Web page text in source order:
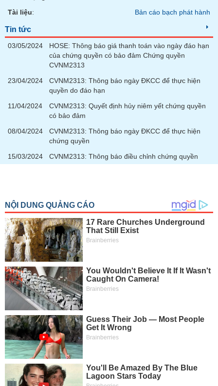
Tài liệu: Bản cáo bạch phát hành
Tin tức
03/05/2024
HOSE: Thông báo giá thanh toán vào ngày đáo hạn
của chứng quyền có bảo đảm Chứng quyền
CVNM2313
23/04/2024
CVNM2313: Thông báo ngày ĐKCC để thực hiện
quyền do đáo hạn
11/04/2024
CVNM2313: Quyết định hủy niêm yết chứng quyền
có bảo đảm
08/04/2024
CVNM2313: Thông báo ngày ĐKCC để thực hiện
chứng quyền
15/03/2024
CVNM2313: Thông báo điều chỉnh chứng quyền